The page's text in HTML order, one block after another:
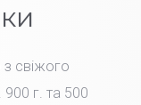
свіжого
г. та 500